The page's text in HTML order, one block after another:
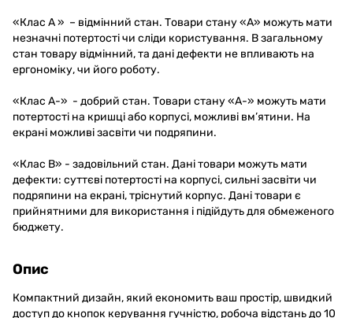
«Клас A » – відмінний стан. Товари стану «А» можуть мати
незначні потертості чи сліди користування. В загальному
стан товару відмінний, та дані дефекти не впливають на
ергономіку, чи його роботу.
«Клас A-» - добрий стан. Товари стану «А-» можуть мати
потертості на кришці або корпусі, можливі вм’ятини. На
екрані можливі засвіти чи подряпини.
«Клас B» - задовільний стан. Дані товари можуть мати
дефекти: суттєві потертості на корпусі, сильні засвіти чи
подряпини на екрані, тріснутий корпус. Дані товари є
прийнятними для використання і підійдуть для обмеженого
бюджету.
Опис
Компактний дизайн, який економить ваш простір, швидкий
доступ до кнопок керування гучністю, робоча відстань до 10